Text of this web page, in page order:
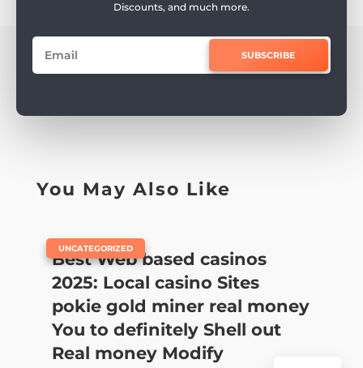
Discounts, and much more.
SUBSCRIBE
You May Also Like
Best Web based casinos
2025: Local casino Sites
pokie gold miner real money
You to definitely Shell out
Real money Modify
UNCATEGORIZED